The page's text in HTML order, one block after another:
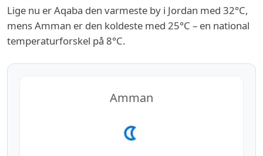
Lige nu er Aqaba den varmeste by i Jordan med 32°C,
mens Amman er den koldeste med 25°C – en national
temperaturforskel på 8°C.
Amman